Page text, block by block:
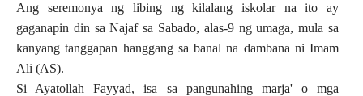
Ang seremonya ng libing ng kilalang iskolar na ito ay
gaganapin din sa Najaf sa Sabado, alas-9 ng umaga, mula sa
kanyang tanggapan hanggang sa banal na dambana ni Imam
Ali (AS).
Si Ayatollah Fayyad, isa sa pangunahing marja' o mga